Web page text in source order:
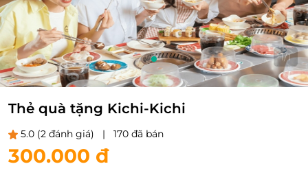
1/1
Thẻ quà tặng Kichi-Kichi
5.0 (2 đánh giá) | 170 đã bán
300.000 đ